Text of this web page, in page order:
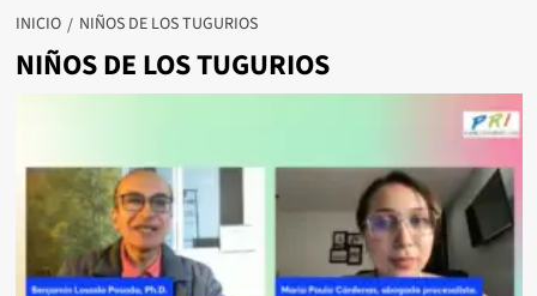
INICIO NIÑOS DE LOS TUGURIOS
NIÑOS DE LOS TUGURIOS